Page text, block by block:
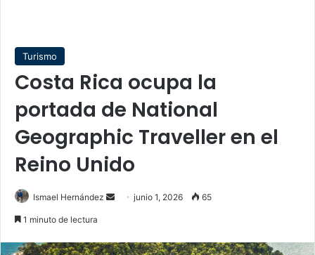
Turismo
Costa Rica ocupa la
portada de National
Geographic Traveller en el
Reino Unido
Ismael Hernández
Sendjunio 1, 2026 65
1 minuto de lectura